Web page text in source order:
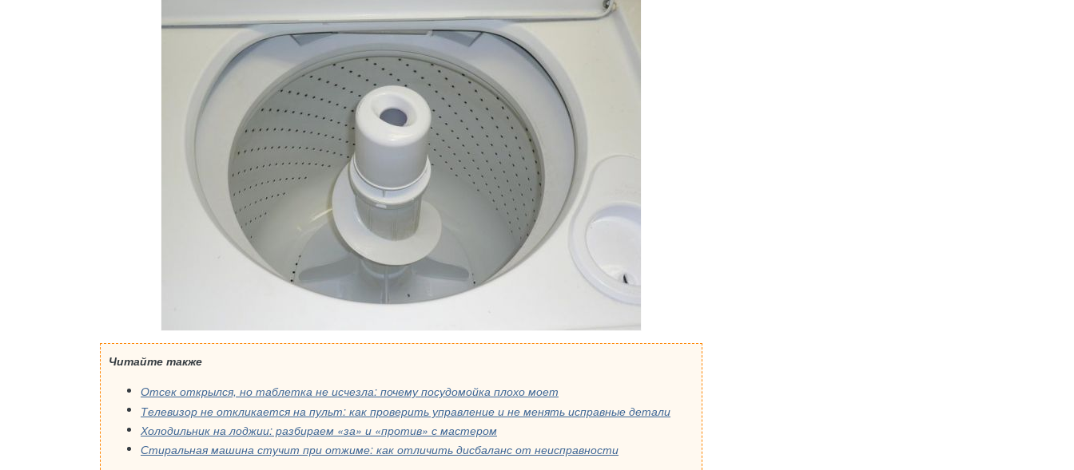
Читайте также
Отсек открылся, но таблетка не исчезла: почему посудомойка плохо моет
Телевизор не откликается на пульт: как проверить управление и не менять исправные детали
Холодильник на лоджии: разбираем «за» и «против» с мастером
Стиральная машина стучит при отжиме: как отличить дисбаланс от неисправности